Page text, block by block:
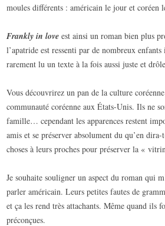
moules différents : américain le jour et coréen
Frankly in love est ainsi un roman bien plus
l’apatride est ressenti par de nombreux
rarement lu un texte à la fois aussi juste et
Vous découvrirez un pan de la culture
communauté coréenne aux États-Unis. Ils ne
famille… cependant les apparences restent
amis et se préserver absolument du qu’en
choses à leurs proches pour préserver la «
Je souhaite souligner un aspect du roman qui
parler américain. Leurs petites fautes de
et ça les rend très attachants. Même quand
préconçues.